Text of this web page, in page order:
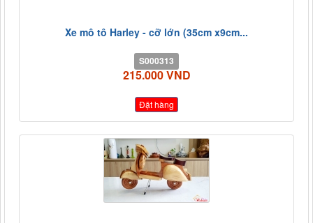
Xe mô tô Harley - cỡ lớn (35cm x9cm...
S000313
215.000 VND
Đặt hàng